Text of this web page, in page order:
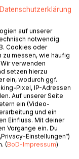
erst als
Consultant, ist
und
(Herbst 2020)
Pflegerin
bevor Boko
Gesprächen
und die
sich Michls
unterbrochen
Datenschutzerklärung
auf unserer
notwendig.
Cookies oder
zu messen, wie häufig
verwenden
setzen hierzu
ein, wodurch ggf.
Pixel, IP-Adressen
Auf unserer Seite
ein (Video-
und ein
Einfluss. Mit deiner
Vorgänge ein. Du
Einstellungen“)
(BoD-Impressum)